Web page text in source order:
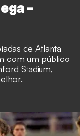
-
de Atlanta
com um público
Stadium,